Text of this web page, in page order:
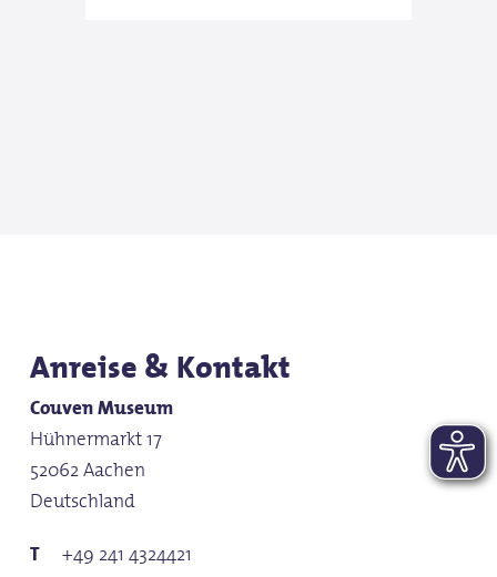
Anreise & Kontakt
Couven Museum
Hühnermarkt 17
52062 Aachen
Deutschland
+49 241 4324421